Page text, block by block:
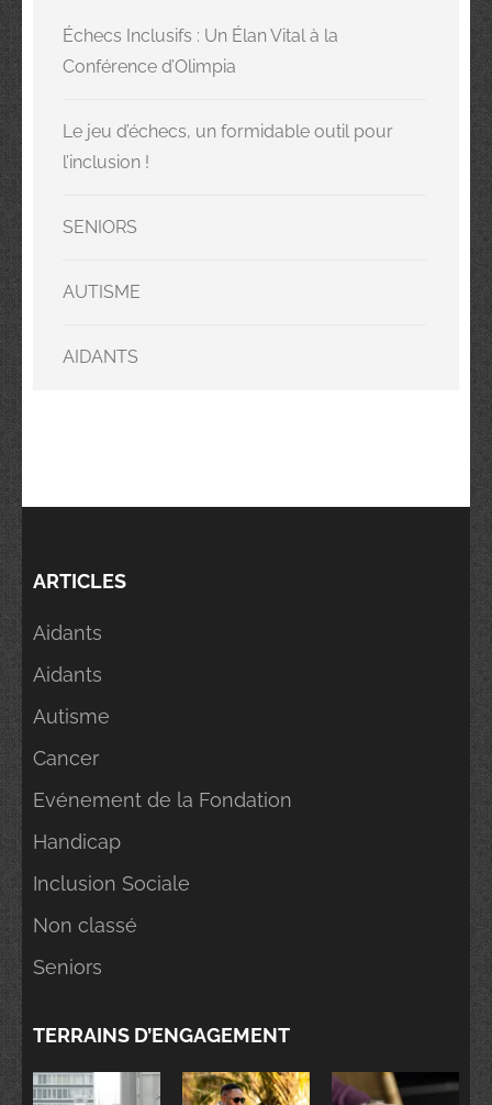
Échecs Inclusifs : Un Élan Vital à la
Conférence d’Olimpia
Le jeu d’échecs, un formidable outil pour
l’inclusion !
SENIORS
AUTISME
AIDANTS
ARTICLES
Aidants
Aidants
Autisme
Cancer
Evénement de la Fondation
Handicap
Inclusion Sociale
Non classé
Seniors
TERRAINS D’ENGAGEMENT